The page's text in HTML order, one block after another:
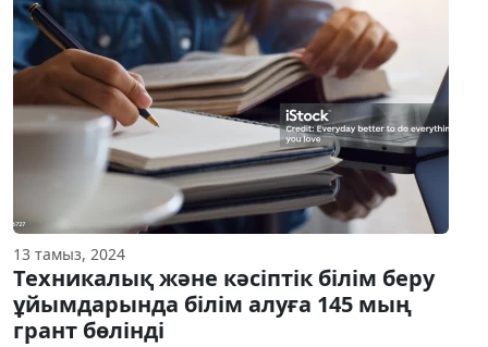
13 тамыз, 2024
Техникалық және кәсіптік білім беру
ұйымдарында білім алуға 145 мың
грант бөлінді